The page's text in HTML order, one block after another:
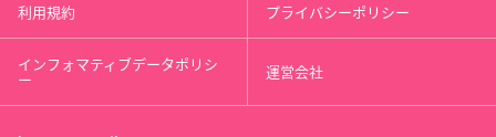
利用規約 プライバシーポリシー
インフォマティブデータポリシ
ー 運営会社